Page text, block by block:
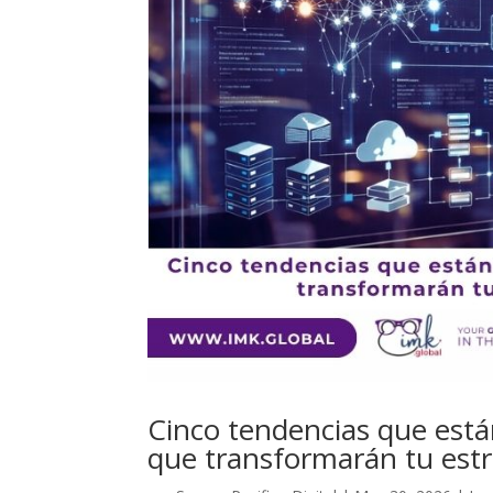
Cinco tendencias que
que transformarán tu